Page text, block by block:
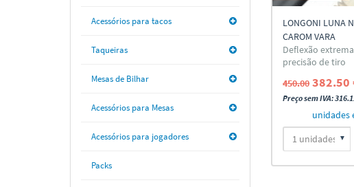
Acessórios para tacos
Taqueiras
Mesas de Bilhar
Acessórios para Mesas
Acessórios para jogadores
Packs
LONGONI LUNA
CAROM VARA
Deflexão
precisão de tiro
450.00 382.50
Preço sem IVA:
unidades